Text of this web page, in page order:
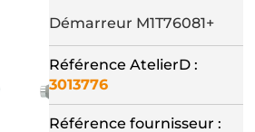
Démarreur M1T76081+
Référence AtelierD :
3013776
Référence fournisseur :